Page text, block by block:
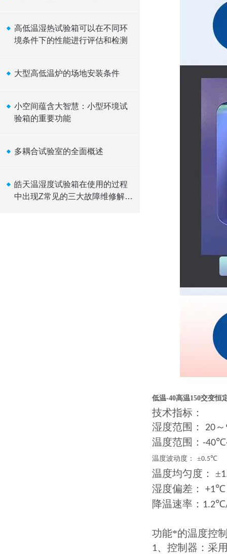
高低温湿热试验箱可以在不同环
境条件下的性能进行评估和检测
大型高低温炉的场地安装条件
小空间蕴含大智慧：小型环境试
验箱的重要功能
多耦合试验室的全面概述
皓天温湿度试验箱在使用的过程
中出现Z常见的三大故障维修解决
低温-40高温150交变恒
技术指标：
湿度范围： 20 ～
温度范围： -40℃
温度波动度： ±0.5℃
温度均匀度： ±
湿度偏差： +1℃
降温速率： 1.2℃
功能*的温度控
1、控制器：采